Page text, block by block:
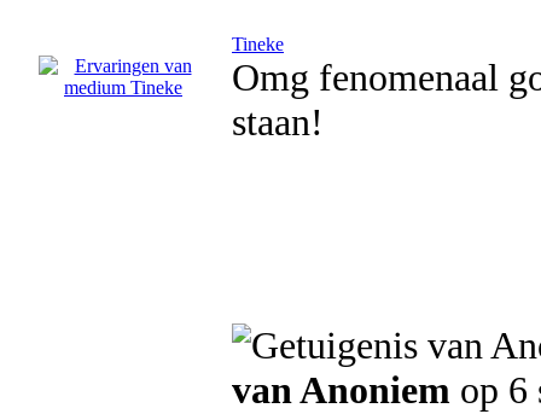
Tineke
Omg fenomenaal
staan!
van Anoniem op 6